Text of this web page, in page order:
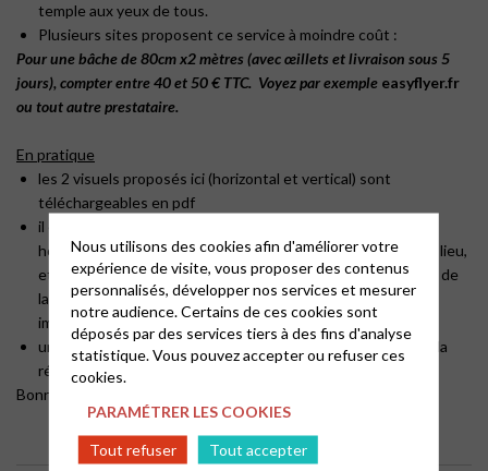
temple aux yeux de tous.
Plusieurs sites proposent ce service à moindre coût :
Pour une bâche de 80cm x2 mètres (avec œillets et livraison sous 5
jours), compter entre 40 et 50 € TTC. Voyez par exemple easyflyer.fr
ou tout autre prestataire.
En pratique
les 2 visuels proposés ici (horizontal et vertical) sont
téléchargeables en pdf
il est possible de les personnaliser : d’ajouter les jours et
horaires des groupes de caté, une personne à contacter, le lieu,
etc. Certains sites de prestataires permettent, au moment de
la commande, d’ajouter un peu de texte sur le pdf avant
impression.
une bâche est un investissement à moyen terme. On peut la
réutiliser à chaque rentrée scolaire.
Bonne rentrée à tous !
Nous utilisons des cookies afin d'améliorer votre
expérience de visite, vous proposer des contenus
personnalisés, développer nos services et mesurer
notre audience. Certains de ces cookies sont
déposés par des services tiers à des fins d'analyse
statistique. Vous pouvez accepter ou refuser ces
cookies.
PARAMÉTRER LES COOKIES
Tout refuser
Tout accepter